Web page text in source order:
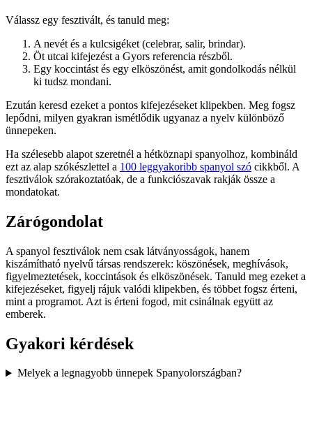
Válassz egy fesztivált, és tanuld meg:
A nevét és a kulcsigéket (celebrar, salir, brindar).
Öt utcai kifejezést a Gyors referencia részből.
Egy koccintást és egy elköszönést, amit gondolkodás nélkül
ki tudsz mondani.
Ezután keresd ezeket a pontos kifejezéseket klipekben. Meg fogsz
lepődni, milyen gyakran ismétlődik ugyanaz a nyelv különböző
ünnepeken.
Ha szélesebb alapot szeretnél a hétköznapi spanyolhoz, kombináld
ezt az alap szókészlettel a 100 leggyakoribb spanyol szó cikkből. A
fesztiválok szórakoztatóak, de a funkciószavak rakják össze a
mondatokat.
Zárógondolat
A spanyol fesztiválok nem csak látványosságok, hanem
kiszámítható nyelvű társas rendszerek: köszönések, meghívások,
figyelmeztetések, koccintások és elköszönések. Tanuld meg ezeket a
kifejezéseket, figyelj rájuk valódi klipekben, és többet fogsz érteni,
mint a programot. Azt is érteni fogod, mit csinálnak együtt az
emberek.
Gyakori kérdések
Melyek a legnagyobb ünnepek Spanyolországban?